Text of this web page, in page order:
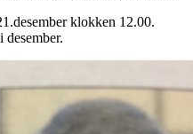
klokken 12.00.